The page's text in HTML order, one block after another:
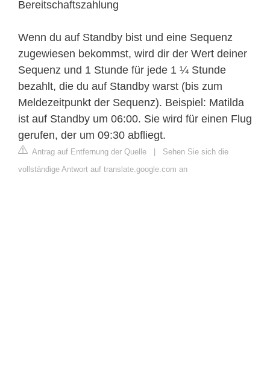
Bereitschaftszahlung
Wenn du auf Standby bist und eine Sequenz
zugewiesen bekommst, wird dir der Wert deiner
Sequenz und 1 Stunde für jede 1 ¼ Stunde
bezahlt, die du auf Standby warst (bis zum
Meldezeitpunkt der Sequenz). Beispiel: Matilda
ist auf Standby um 06:00. Sie wird für einen Flug
gerufen, der um 09:30 abfliegt.
Antrag auf Entfernung der Quelle | Sehen Sie sich die
vollständige Antwort auf translate.google.com an